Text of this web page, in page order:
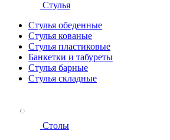
Стулья
Стулья обеденные
Стулья кованые
Стулья пластиковые
Банкетки и табуреты
Стулья барные
Стулья складные
Столы